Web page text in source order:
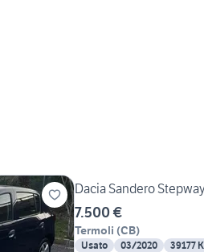
Dacia Sandero
7.500 €
Termoli (CB)
Usato 03/2020 39177